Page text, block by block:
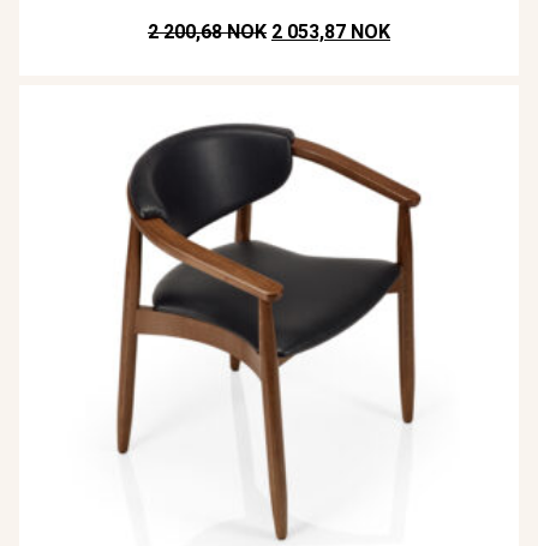
2 200,68 NOK Opprinnelig pris var: NOK
2 053,87 NOKNåværende pris